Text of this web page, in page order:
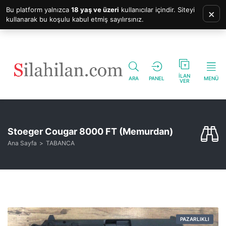
ARA PANEL
İLAN
VER
MENÜ
Stoeger Cougar 8000 FT (Memurdan)
Ana Sayfa TABANCA
PAZARLIKLI
Bu platform yalnızca 18 yaş ve üzeri kullanıcılar içindir. Siteyi
kullanarak bu koşulu kabul etmiş sayılırsınız.
×